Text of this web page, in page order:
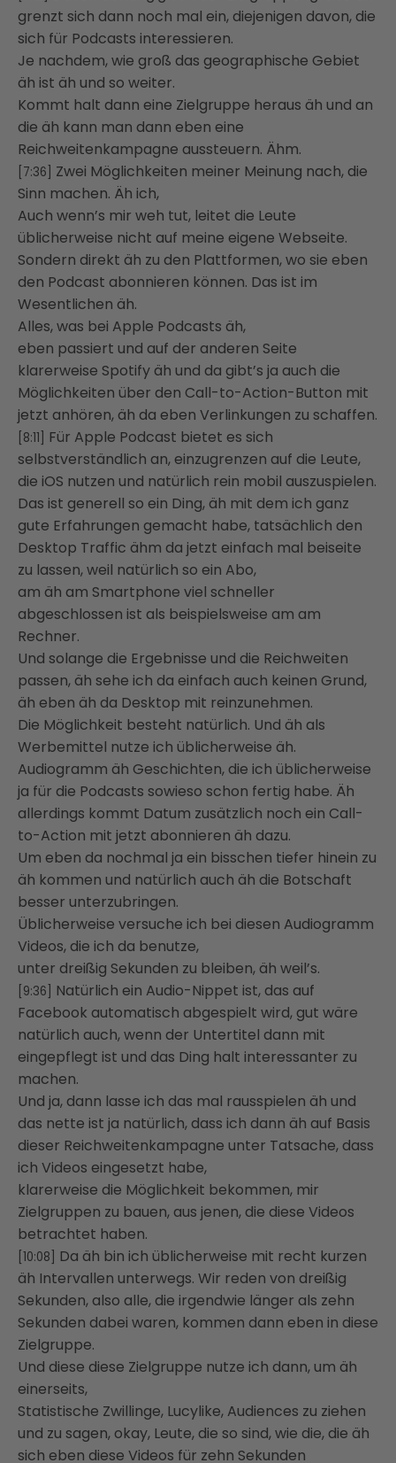
grenzt sich dann noch mal ein, diejenigen davon, die
sich für Podcasts interessieren.
Je nachdem, wie groß das geographische Gebiet
äh ist äh und so weiter.
Kommt halt dann eine Zielgruppe heraus äh und an
die äh kann man dann eben eine
Reichweitenkampagne aussteuern. Ähm.
[7:36]
Zwei Möglichkeiten meiner Meinung nach, die
Sinn machen. Äh ich,
Auch wenn’s mir weh tut, leitet die Leute
üblicherweise nicht auf meine eigene Webseite.
Sondern direkt äh zu den Plattformen, wo sie eben
den Podcast abonnieren können. Das ist im
Wesentlichen äh.
Alles, was bei Apple Podcasts äh,
eben passiert und auf der anderen Seite
klarerweise Spotify äh und da gibt’s ja auch die
Möglichkeiten über den Call-to-Action-Button mit
jetzt anhören, äh da eben Verlinkungen zu schaffen.
[8:11]
Für Apple Podcast bietet es sich
selbstverständlich an, einzugrenzen auf die Leute,
die iOS nutzen und natürlich rein mobil auszuspielen.
Das ist generell so ein Ding, äh mit dem ich ganz
gute Erfahrungen gemacht habe, tatsächlich den
Desktop Traffic ähm da jetzt einfach mal beiseite
zu lassen, weil natürlich so ein Abo,
am äh am Smartphone viel schneller
abgeschlossen ist als beispielsweise am am
Rechner.
Und solange die Ergebnisse und die Reichweiten
passen, äh sehe ich da einfach auch keinen Grund,
äh eben äh da Desktop mit reinzunehmen.
Die Möglichkeit besteht natürlich. Und äh als
Werbemittel nutze ich üblicherweise äh.
Audiogramm äh Geschichten, die ich üblicherweise
ja für die Podcasts sowieso schon fertig habe. Äh
allerdings kommt Datum zusätzlich noch ein Call-
to-Action mit jetzt abonnieren äh dazu.
Um eben da nochmal ja ein bisschen tiefer hinein zu
äh kommen und natürlich auch äh die Botschaft
besser unterzubringen.
Üblicherweise versuche ich bei diesen Audiogramm
Videos, die ich da benutze,
unter dreißig Sekunden zu bleiben, äh weil’s.
[9:36]
Natürlich ein Audio-Nippet ist, das auf
Facebook automatisch abgespielt wird, gut wäre
natürlich auch, wenn der Untertitel dann mit
eingepflegt ist und das Ding halt interessanter zu
machen.
Und ja, dann lasse ich das mal rausspielen äh und
das nette ist ja natürlich, dass ich dann äh auf Basis
dieser Reichweitenkampagne unter Tatsache, dass
ich Videos eingesetzt habe,
klarerweise die Möglichkeit bekommen, mir
Zielgruppen zu bauen, aus jenen, die diese Videos
betrachtet haben.
[10:08]
Da äh bin ich üblicherweise mit recht kurzen
äh Intervallen unterwegs. Wir reden von dreißig
Sekunden, also alle, die irgendwie länger als zehn
Sekunden dabei waren, kommen dann eben in diese
Zielgruppe.
Und diese diese Zielgruppe nutze ich dann, um äh
einerseits,
Statistische Zwillinge, Lucylike, Audiences zu ziehen
und zu sagen, okay, Leute, die so sind, wie die, die äh
sich eben diese Videos für zehn Sekunden